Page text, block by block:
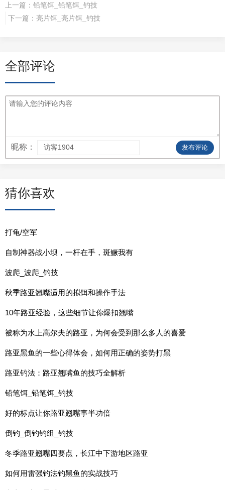
上一篇： 铅笔饵_铅笔饵_钓技
下一篇： 亮片饵_亮片饵_钓技
全部评论
昵称： 发布评论
猜你喜欢
打龟/空军
自制神器战小坝，一杆在手，斑鳜我有
波爬_波爬_钓技
秋季路亚翘嘴适用的拟饵和操作手法
10年路亚经验，这些细节让你爆扣翘嘴
被称为水上高尔夫的路亚，为何会受到那么多人的喜爱
路亚黑鱼的一些心得体会，如何用正确的姿势打黑
路亚钓法：路亚翘嘴鱼的技巧全解析
铅笔饵_铅笔饵_钓技
好的标点让你路亚翘嘴事半功倍
倒钓_倒钓钓组_钓技
冬季路亚翘嘴四要点，长江中下游地区路亚
如何用雷强钓法钓黑鱼的实战技巧